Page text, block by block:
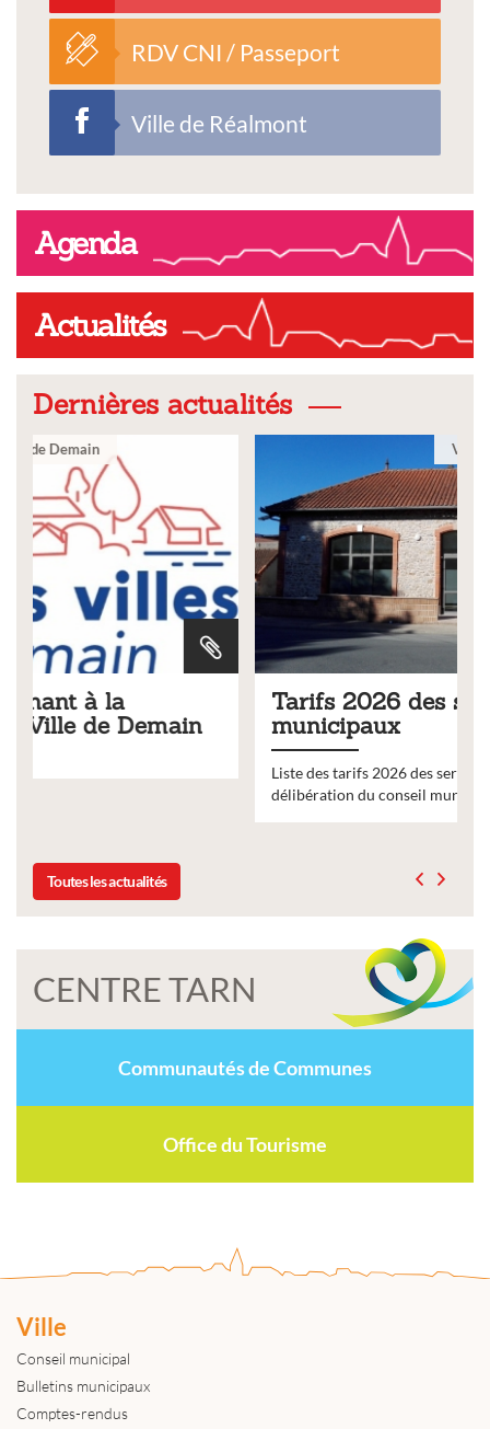
RDV CNI / Passeport
Ville de Réalmont
Agenda
Actualités
Dernières actualités
Tarifs 2026 des services
municipaux
Liste des tarifs 2026 des services municipaux,
délibération du conseil municipal du 19 décembre 2025
Toutes les actualités
CENTRE TARN
Communautés de Communes
Office du Tourisme
Ville
Conseil municipal
Bulletins municipaux
Comptes-rendus